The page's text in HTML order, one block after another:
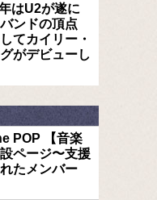
はU2が遂に
ンドの頂点
てカイリー・
がデビューし
POP 【音楽
ページ〜支援
たメンバー